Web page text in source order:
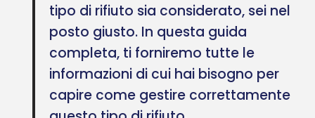
tipo di rifiuto sia considerato, sei nel
posto giusto. In questa guida
completa, ti forniremo tutte le
informazioni di cui hai bisogno per
capire come gestire correttamente